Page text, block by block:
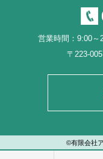
営業時間：9:00～
〒223-
©有限会社